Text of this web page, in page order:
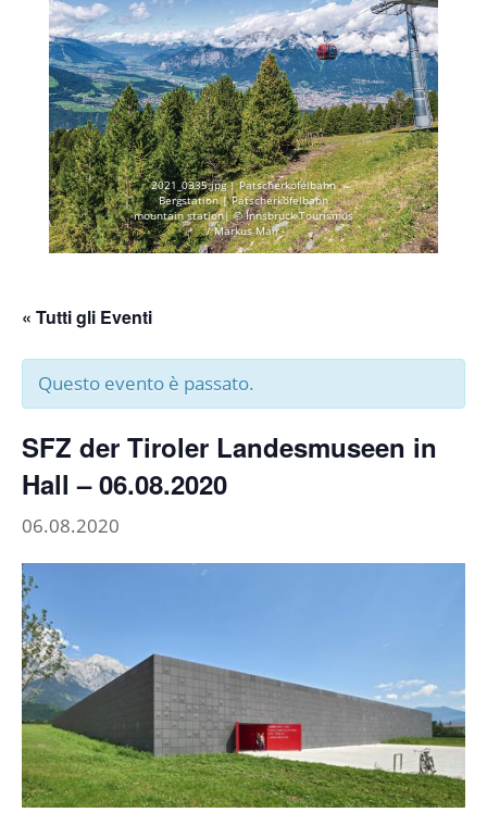
2021_0335.jpg | Patscherkofelbahn
Bergstation | Patscherkofelbahn
mountain station| © Innsbruck Tourismus
/ Markus Mair
« Tutti gli Eventi
Questo evento è passato.
SFZ der Tiroler Landesmuseen in
Hall – 06.08.2020
06.08.2020